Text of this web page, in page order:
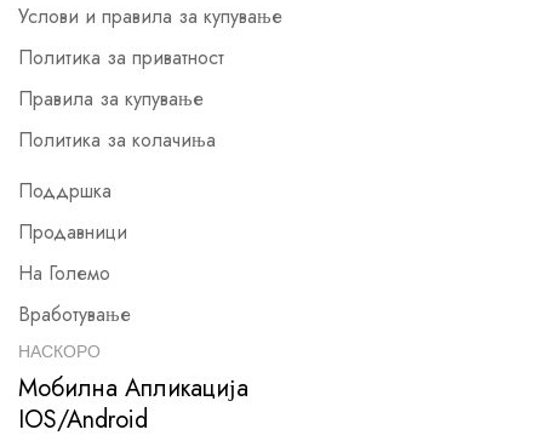
Услови и правила за купување
Политика за приватност
Правила за купување
Политика за колачиња
Поддршка
Продавници
На Големо
Вработување
НАСКОРО
Мобилна Апликација
IOS/Android